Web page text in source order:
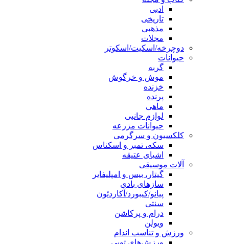
ادبی
تاریخی
مذهبی
مجلات
دوچرخه/اسکیت/اسکوتر
حیوانات
گربه
موش و خرگوش
خزنده
پرنده
ماهی
لوازم جانبی
حیوانات مزرعه
کلکسیون و سرگرمی
سکه، تمبر و اسکناس
اشیای عتیقه
آلات موسیقی
گیتار، بیس و امپلیفایر
سازهای بادی
پیانو/کیبورد/آکاردئون
سنتی
درام و پرکاشن
ویولن
ورزش و تناسب اندام